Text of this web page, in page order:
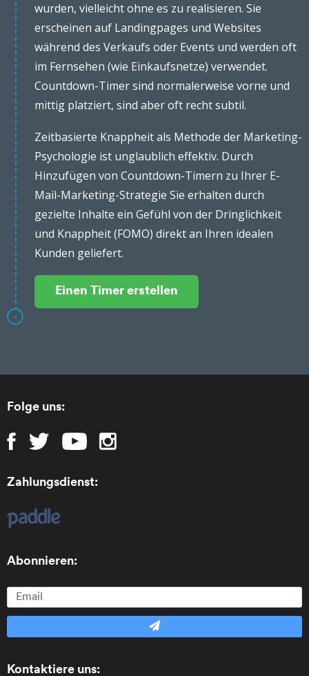
wurden, vielleicht ohne es zu realisieren. Sie
erscheinen auf Landingpages und Websites
während des Verkaufs oder Events und werden oft
im Fernsehen (wie Einkaufsnetze) verwendet.
Countdown-Timer sind normalerweise vorne und
mittig platziert, sind aber oft recht subtil.
Zeitbasierte Knappheit als Methode der Marketing-
Psychologie ist unglaublich effektiv. Durch
Hinzufügen von Countdown-Timern zu Ihrer E-
Mail-Marketing-Strategie Sie erhalten durch
gezielte Inhalte ein Gefühl von der Dringlichkeit
und Knappheit (FOMO) direkt an Ihren idealen
Kunden geliefert.
Einen Timer erstellen
Folge uns:
Zahlungsdienst:
Abonnieren:
Kontaktiere uns: